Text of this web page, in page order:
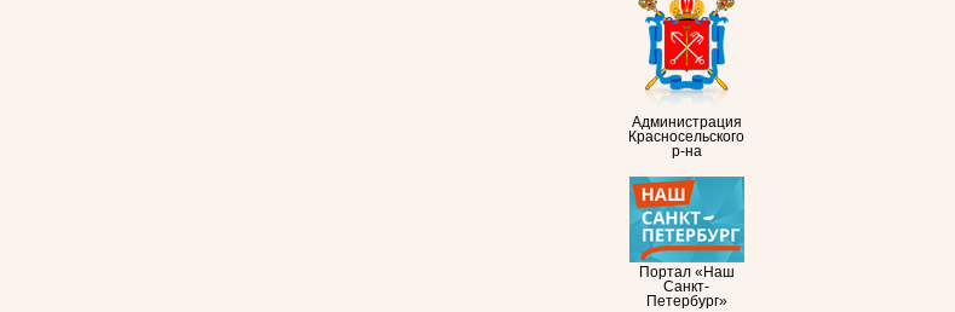
Администрация
Красносельского
р-на
Портал «Наш
Санкт-
Петербург»